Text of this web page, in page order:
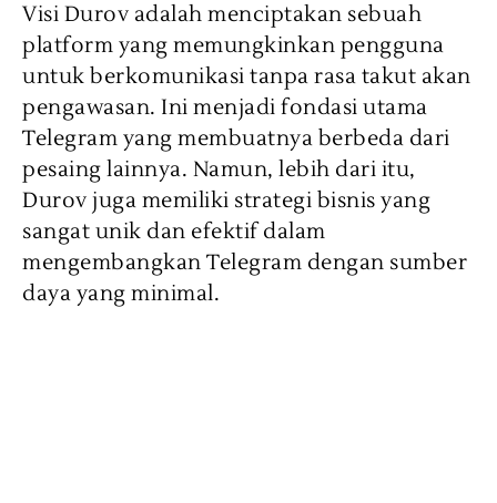
Visi Durov adalah menciptakan sebuah
platform yang memungkinkan pengguna
untuk berkomunikasi tanpa rasa takut akan
pengawasan. Ini menjadi fondasi utama
Telegram yang membuatnya berbeda dari
pesaing lainnya. Namun, lebih dari itu,
Durov juga memiliki strategi bisnis yang
sangat unik dan efektif dalam
mengembangkan Telegram dengan sumber
daya yang minimal.